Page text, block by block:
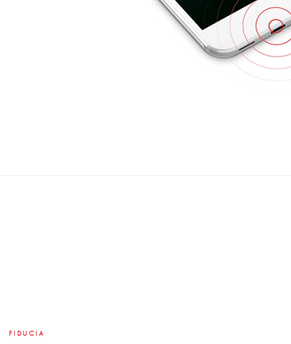
FIDUCIA